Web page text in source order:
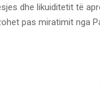
dhe likuiditetit të
pas miratimit nga